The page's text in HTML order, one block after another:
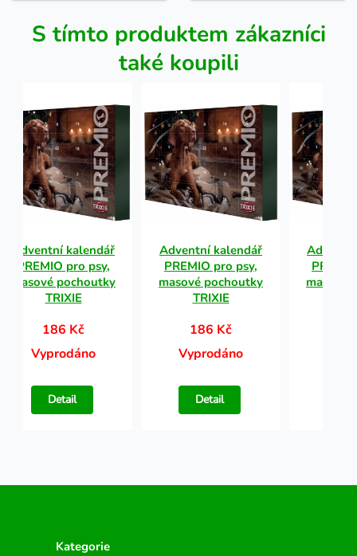
S tímto produktem zákazníci
také koupili
Adventní kalendář
PREMIO pro psy,
masové pochoutky
TRIXIE
186 Kč
Vyprodáno
Detail
Adventní kalendář
PREMIO pro psy,
masové pochoutky
TRIXIE
186 Kč
Vyprodáno
Detail
masové
Kategorie